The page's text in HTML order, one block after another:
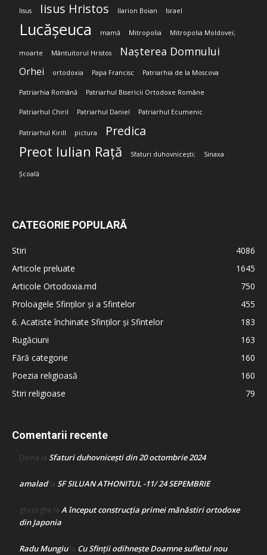
Iisus Iisus Hristos Ilarion Boian Israel
Lucășeuca mamă Mitropolia Mitropolia Moldovei;
moarte Mântuitorul Hristos Nașterea Domnului
Orhei ortodoxia Papa Francisc Patriarhia de la Moscova
Patriarhia Română Patriarhul Bisericii Ortodoxe Române
Patriarhul Chiril Patriarhul Daniel Patriarhul Ecumenic
Patriarhul Kirill pictura Predica
Preot Iulian Rață Sfaturi duhovnicești; Sinaxa
Școală
CATEGORIE POPULARĂ
Stiri
4086
Articole preluate
1645
Articole Ortodoxia.md
750
Proloagele Sfinților și a Sfintelor
455
6. Acatiste închinate Sfinților și Sfintelor
183
Rugăciuni
163
Fără categorie
160
Poezia religioasă
160
Stiri religioase
79
Comentarii recente
Doina la Sfaturi duhovnicești din 20 octombrie 2024
amaladla SF SILUAN ATHONITUL -11/ 24 SEPEMBRIE
gheorghe la A început construcţia primei mănăstiri ortodoxe
din Japonia
Radu Mungiula Cu Sfinții odihnește Doamne sufletul nou